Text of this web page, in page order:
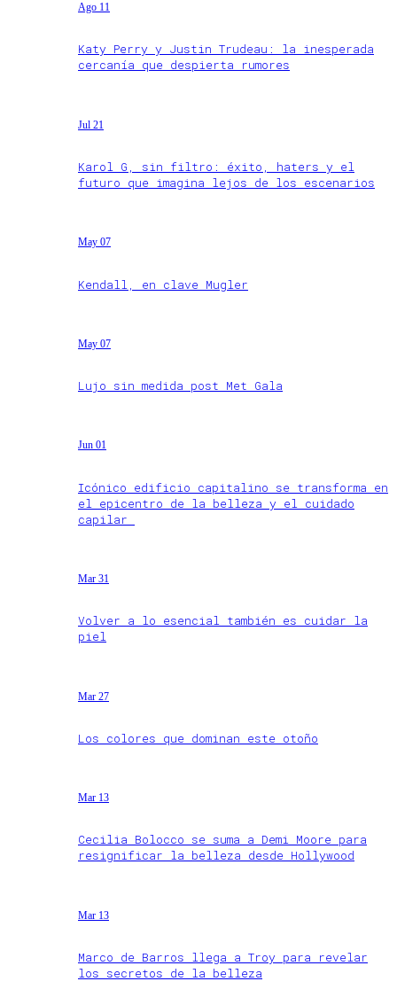
Ago 11
Katy Perry y Justin Trudeau: la inesperada
cercanía que despierta rumores
Jul 21
Karol G, sin filtro: éxito, haters y el
futuro que imagina lejos de los escenarios
May 07
Kendall, en clave Mugler
May 07
Lujo sin medida post Met Gala
Jun 01
Icónico edificio capitalino se transforma en
el epicentro de la belleza y el cuidado
capilar
Mar 31
Volver a lo esencial también es cuidar la
piel
Mar 27
Los colores que dominan este otoño
Mar 13
Cecilia Bolocco se suma a Demi Moore para
resignificar la belleza desde Hollywood
Mar 13
Marco de Barros llega a Troy para revelar
los secretos de la belleza